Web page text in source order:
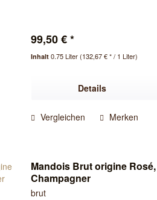
99,50 € *
Inhalt0.75 Liter(132,67 € * / 1 Liter)
Details
Vergleichen Merken
Mandois Brut origine Rosé,
Champagner
brut